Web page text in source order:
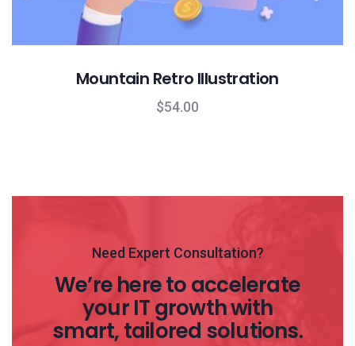
Mountain Retro Illustration
$54.00
Need Expert Consultation?
We’re here to accelerate
your IT growth with
smart, tailored solutions.